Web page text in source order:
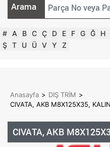
Arama
# A B C Ç D E F G Ğ H
Ş T U Ü V Y Z
Anasayfa > DIŞ TRİM >
CIVATA, AKB M8X125X35,
CIVATA, AKB